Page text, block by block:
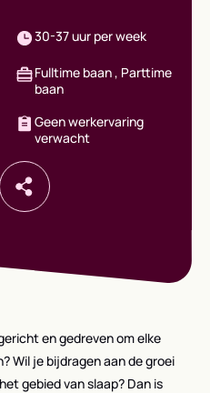
30-37 uur per week
Fulltime baan , Parttime
baan
Geen werkervaring
verwacht
en gedreven om elke
Wil je bijdragen aan de groei
gebied van slaap? Dan is